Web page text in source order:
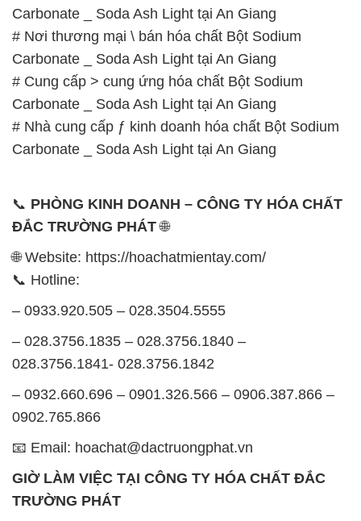
Carbonate _ Soda Ash Light tại An Giang
# Nơi thương mại \ bán hóa chất Bột Sodium
Carbonate _ Soda Ash Light tại An Giang
# Cung cấp > cung ứng hóa chất Bột Sodium
Carbonate _ Soda Ash Light tại An Giang
# Nhà cung cấp ƒ kinh doanh hóa chất Bột Sodium
Carbonate _ Soda Ash Light tại An Giang
📞 PHÒNG KINH DOANH – CÔNG TY HÓA CHẤT
ĐẮC TRƯỜNG PHÁT🌐
🌐 Website: https://hoachatmientay.com/
📞 Hotline:
– 0933.920.505 – 028.3504.5555
– 028.3756.1835 – 028.3756.1840 –
028.3756.1841- 028.3756.1842
– 0932.660.696 – 0901.326.566 – 0906.387.866 –
0902.765.866
📧 Email: hoachat@dactruongphat.vn
GIỜ LÀM VIỆC TẠI CÔNG TY HÓA CHẤT ĐẮC
TRƯỜNG PHÁT